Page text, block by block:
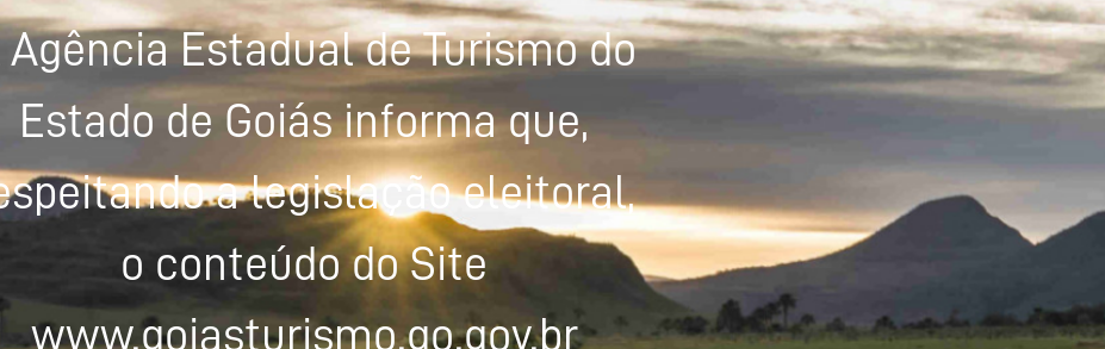
Agência Estadual de Turismo do
Estado de Goiás informa que,
a legislação eleitoral,
o conteúdo do Site
www.goiasturismo.go.gov.br